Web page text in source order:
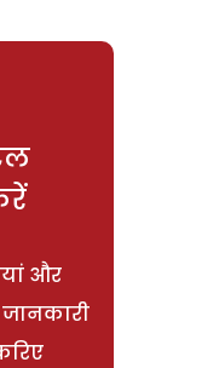
और
जानकारी